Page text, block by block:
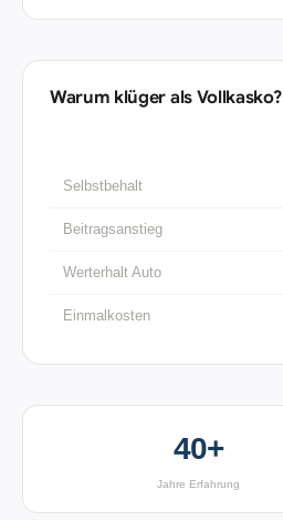
Warum klüger als Vollkasko?
Selbstbehalt
Beitragsanstieg
Werterhalt Auto
Einmalkosten
40+
Jahre Erfahrung